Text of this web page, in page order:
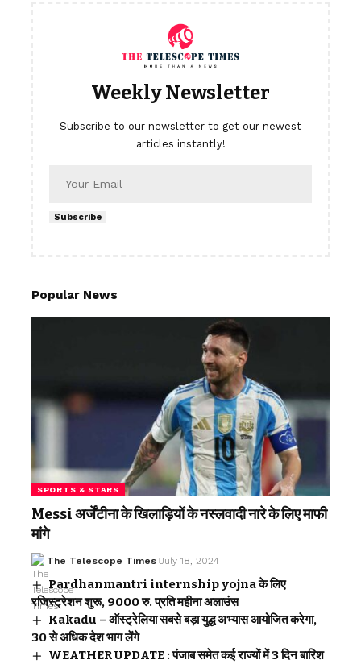
Weekly Newsletter
Subscribe to our newsletter to get our newest
articles instantly!
Subscribe
Popular News
SPORTS & STARS
Messi अर्जेंटीना के खिलाड़ियों के नस्लवादी नारे के लिए माफी
मांगे
The Telescope Times July 18, 2024
Pardhanmantri internship yojna के लिए
रजिस्ट्रेशन शुरू, 9000 रु. प्रति महीना अलाउंस
Kakadu – ऑस्ट्रेलिया सबसे बड़ा युद्ध अभ्यास आयोजित करेगा,
30 से अधिक देश भाग लेंगे
WEATHER UPDATE : पंजाब समेत कई राज्यों में 3 दिन बारिश